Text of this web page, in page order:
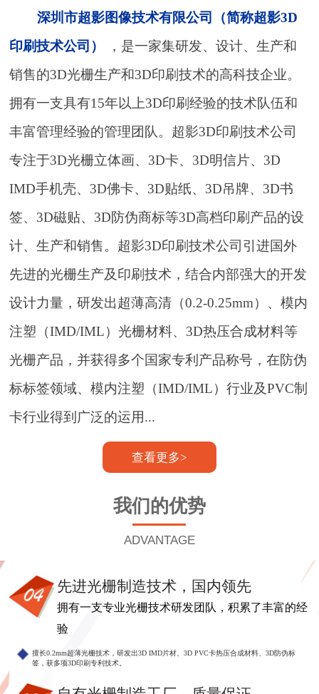
深圳市超影图像技术有限公司（简称超影3D
印刷技术公司）
，是一家集研发、设计、生产和
销售的3D光栅生产和3D印刷技术的高科技企业。
拥有一支具有15年以上3D印刷经验的技术队伍和
丰富管理经验的管理团队。超影3D印刷技术公司
专注于3D光栅立体画、3D卡、3D明信片、3D
IMD手机壳、3D佛卡、3D贴纸、3D吊牌、3D书
签、3D磁贴、3D防伪商标等3D高档印刷产品的设
计、生产和销售。超影3D印刷技术公司引进国外
先进的光栅生产及印刷技术，结合内部强大的开发
设计力量，研发出超薄高清（0.2-0.25mm）、模内
注塑（IMD/IML）光栅材料、3D热压合成材料等
光栅产品，并获得多个国家专利产品称号，在防伪
标标签领域、模内注塑（IMD/IML）行业及PVC制
卡行业得到广泛的运用...
查看更多>
我们的优势
ADVANTAGE
先进光栅制造技术，国内领先
拥有一支专业光栅技术研发团队，积累了丰富的经
验
擅长0.2mm超薄光栅技术，研发出3D IMD片材、3D PVC卡热压合成材料、3D防伪标
签，获多项3D印刷专利技术。